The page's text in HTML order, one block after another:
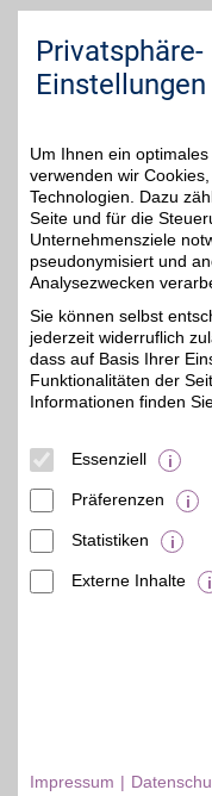
7%
1,5%
fahrrad-
Beamten-
Privatsphäre-
Einstellungen
Um Ihnen ein
verwenden wir
Technologien. Dazu
Seite und für die
Unternehmensziele
pseudonymisiert und
Analysezwecken
Sie können selbst
jederzeit widerruflich
dass auf Basis Ihrer
Funktionalitäten der
Informationen finden
Essenziell
Präferenzen
Statistiken
Externe Inhalte
Impressum